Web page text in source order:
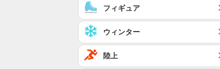
フィギュア
ウィンター
陸上